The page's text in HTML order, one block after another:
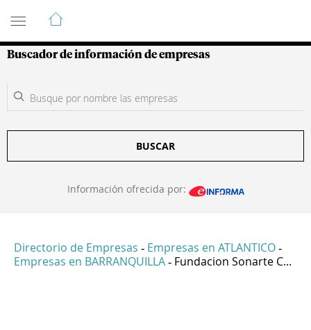
Guía de Empresas Colombianas
Buscador de información de empresas
BUSCAR
Información ofrecida por:
Directorio de Empresas - Empresas en ATLANTICO -
Empresas en BARRANQUILLA - Fundacion Sonarte C...